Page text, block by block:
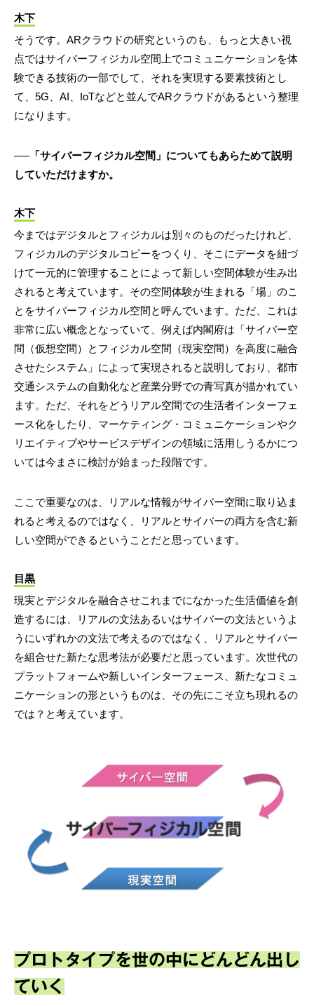
木下
そうです。ARクラウドの研究というのも、もっと大きい視
点ではサイバーフィジカル空間上でコミュニケーションを体
験できる技術の一部でして、それを実現する要素技術とし
て、5G、AI、IoTなどと並んでARクラウドがあるという整理
になります。
──「サイバーフィジカル空間」についてもあらためて説明
していただけますか。
木下
今まではデジタルとフィジカルは別々のものだったけれど、
フィジカルのデジタルコピーをつくり、そこにデータを紐づ
けて一元的に管理することによって新しい空間体験が生み出
されると考えています。その空間体験が生まれる「場」のこ
とをサイバーフィジカル空間と呼んでいます。ただ、これは
非常に広い概念となっていて、例えば内閣府は「サイバー空
間（仮想空間）とフィジカル空間（現実空間）を高度に融合
させたシステム」によって実現されると説明しており、都市
交通システムの自動化など産業分野での青写真が描かれてい
ます。ただ、それをどうリアル空間での生活者インターフェ
ース化をしたり、マーケティング・コミュニケーションやク
リエイティブやサービスデザインの領域に活用しうるかにつ
いては今まさに検討が始まった段階です。
ここで重要なのは、リアルな情報がサイバー空間に取り込ま
れると考えるのではなく、リアルとサイバーの両方を含む新
しい空間ができるということだと思っています。
目黒
現実とデジタルを融合させこれまでになかった生活価値を創
造するには、リアルの文法あるいはサイバーの文法というよ
うにいずれかの文法で考えるのではなく、リアルとサイバー
を組合せた新たな思考法が必要だと思っています。次世代の
プラットフォームや新しいインターフェース、新たなコミュ
ニケーションの形というものは、その先にこそ立ち現れるの
では？と考えています。
プロトタイプを世の中にどんどん出し
ていく